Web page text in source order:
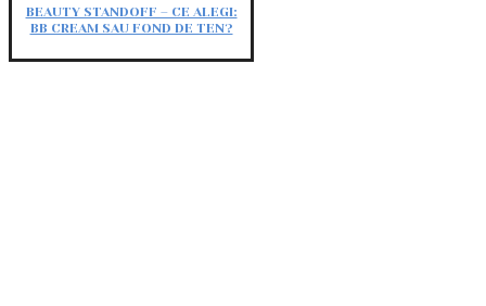
BEAUTY STANDOFF – CE ALEGI:
BB CREAM SAU FOND DE TEN?